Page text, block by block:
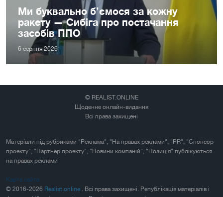
Ми буквально б’ємося за кожну
ракету — Сибіга про постачання
засобів ППО
6 серпня 2026
© REALIST.ONLINE
Щоденне онлайн-видання
Всі права захищені
Матеріали під рубриками "Реклама", "На правах реклами", "PR", "Спонсор
проекту", "Партнер проекту", "Новини компаній", "Позиція" публікуються
на правах реклами
Карта сайта
© 2016-2026 Realist.online . Всі права захищені. Републікація матеріалів і